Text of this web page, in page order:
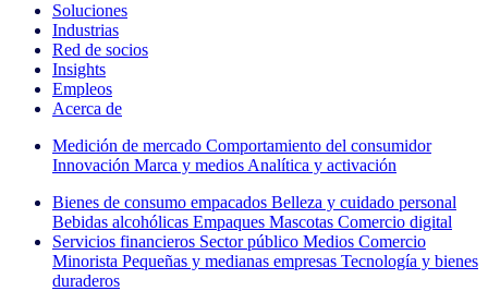
Soluciones
Industrias
Red de socios
Insights
Empleos
Acerca de
Medición de mercado Comportamiento del consumidor
Innovación Marca y medios Analítica y activación
Bienes de consumo empacados Belleza y cuidado personal
Bebidas alcohólicas Empaques Mascotas Comercio digital
Servicios financieros Sector público Medios Comercio
Minorista Pequeñas y medianas empresas Tecnología y bienes
duraderos